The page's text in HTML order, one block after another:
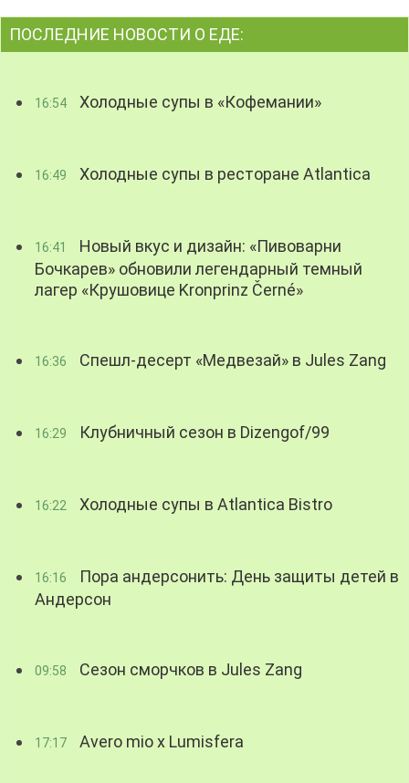
ПОСЛЕДНИЕ НОВОСТИ О ЕДЕ:
16:54 Холодные супы в «Кофемании»
16:49 Холодные супы в ресторане Atlantica
16:41
Новый вкус и дизайн: «Пивоварни
Бочкарев» обновили легендарный темный
лагер «Крушовице Kronprinz Černé»
16:36 Спешл-десерт «Медвезай» в Jules Zang
16:29 Клубничный сезон в Dizengof/99
16:22 Холодные супы в Atlantica Bistro
16:16
Пора андерсонить: День защиты детей в
Андерсон
09:58 Сезон сморчков в Jules Zang
17:17 Avero mio x Lumisfera